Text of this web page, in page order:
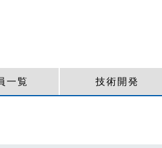
一覧 技術開発